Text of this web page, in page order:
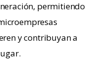
permitiendo
y contribuyan a